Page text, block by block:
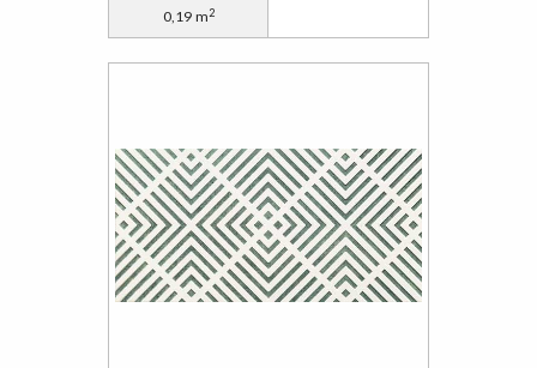
0,19 m2